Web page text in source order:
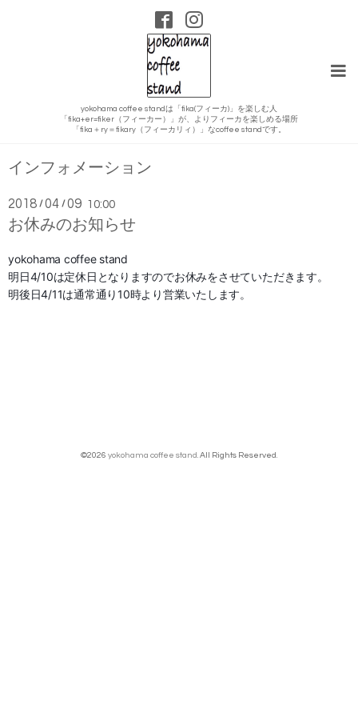
yokohama coffee standは「fika(フィーカ)」を楽しむ人
「fika+er=fiker（フィーカー）」が、よりフィーカを楽しめる場所
「fika＋ry＝fikary（フィーカリィ）」なcoffee standです。
インフォメーション
2018 /04 /09 10:00
お休みのお知らせ
yokohama coffee stand
明日4/10は定休日となりますのでお休みをさせていただきます。
明後日4/11は通常通り10時より営業いたします。
©2026 yokohama coffee stand. All Rights Reserved.